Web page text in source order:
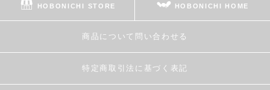
HOBONICHI STORE HOBONICHI HOME
商品について問い合わせる
特定商取引法に基づく表記